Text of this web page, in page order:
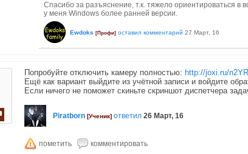
Спасибо за разъяснение, т.к. тяжело ориентироваться в
у меня Windows более ранней версии.
Ewdoks [Профи] оставил комментарий 27 Март, 16
Попробуйте отключить камеру полностью: http://joxi.ru/
Ещё как вариант выйдите из учётной записи и войдите
Если ничего не поможет скиньте скриншот диспетчера
Piratborn [Ученик] ответил 26 Март, 16